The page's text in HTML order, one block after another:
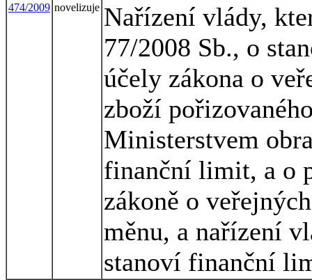
474/2009 novelizuje Nařízení vlády,
77/2008 Sb., o
účely zákona o
zboží
Ministerstvem
finanční limit, a o
zákoně o
měnu, a nařízení
stanoví finanční